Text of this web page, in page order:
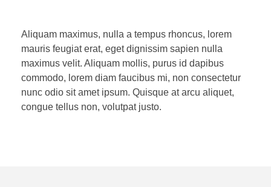
Aliquam maximus, nulla a tempus rhoncus, lorem
mauris feugiat erat, eget dignissim sapien nulla
maximus velit. Aliquam mollis, purus id dapibus
commodo, lorem diam faucibus mi, non consectetur
nunc odio sit amet ipsum. Quisque at arcu aliquet,
congue tellus non, volutpat justo.